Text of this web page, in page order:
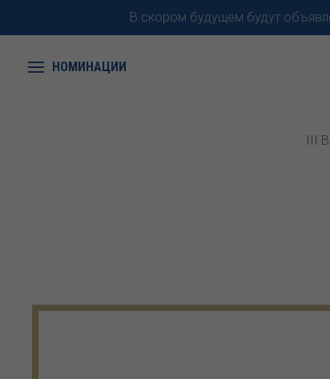
В скором будущем будут
НОМИНАЦИИ
III